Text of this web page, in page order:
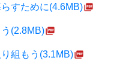
すために(4.6MB)
(2.8MB)
組もう(3.1MB)